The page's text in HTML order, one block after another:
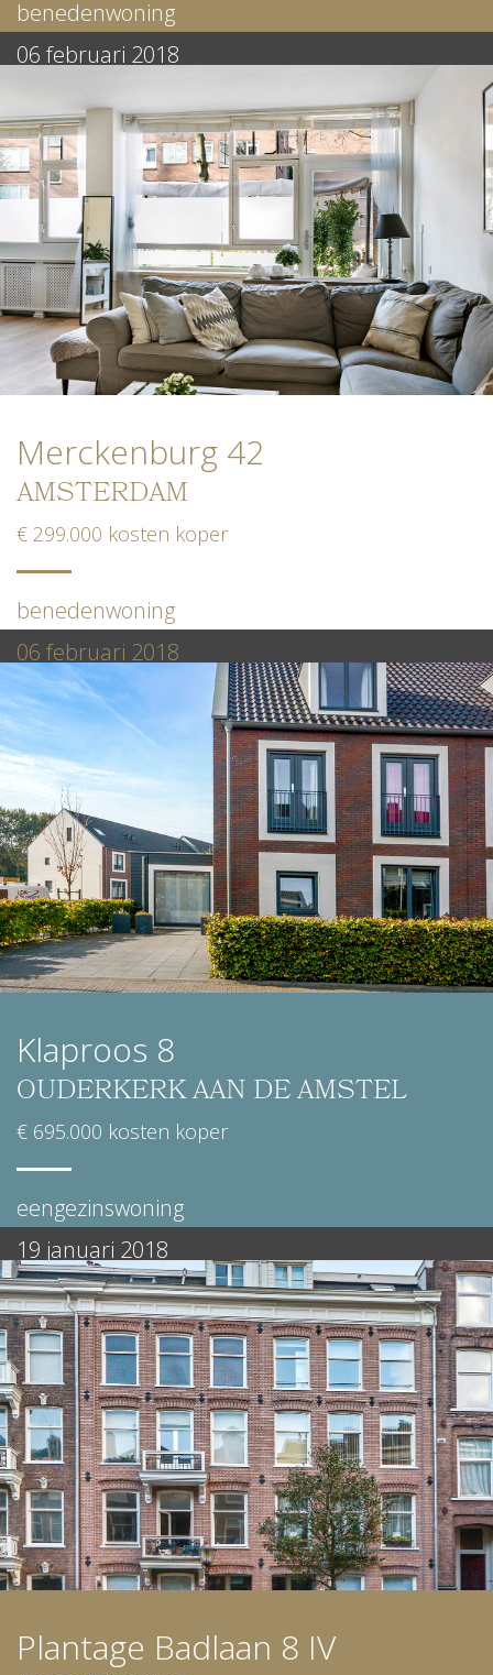
benedenwoning
06 februari 2018
Merckenburg 42
AMSTERDAM
€ 299.000 kosten koper
benedenwoning
06 februari 2018
Klaproos 8
OUDERKERK AAN DE AMSTEL
€ 695.000 kosten koper
eengezinswoning
19 januari 2018
Plantage Badlaan 8 IV